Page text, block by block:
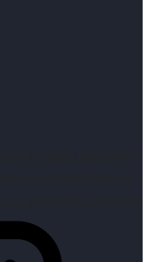
de capital humano y
y encuentro de sus
pero antes un placer.